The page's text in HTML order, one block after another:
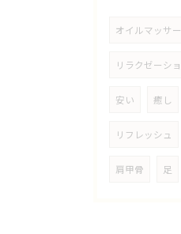
オイルマッサ
リラクゼーシ
安い 癒し
リフレッシュ
肩甲骨 足